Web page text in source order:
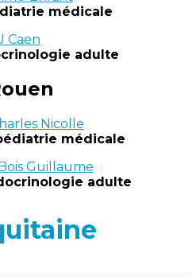
médicale
Caen
adulte
Nicolle
médicale
Guillaume
adulte